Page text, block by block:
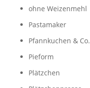
ohne Weizenmehl
Pastamaker
Pfannkuchen & Co.
Pieform
Plätzchen